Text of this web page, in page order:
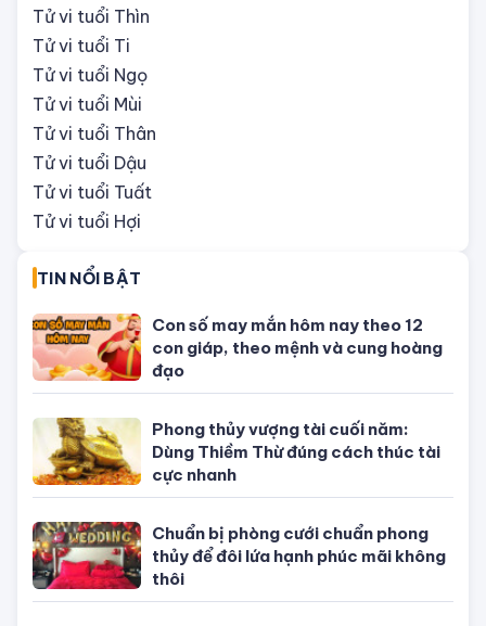
lịch: Nóng nảy, dễ phạm tiểu nhân
ĐÁNG QUAN TÂM
Tử vi tuổi Tý
Tử vi tuổi Dần
Tử vi tuổi Mão
Tử vi tuổi Thìn
Tử vi tuổi Ti
Tử vi tuổi Ngọ
Tử vi tuổi Mùi